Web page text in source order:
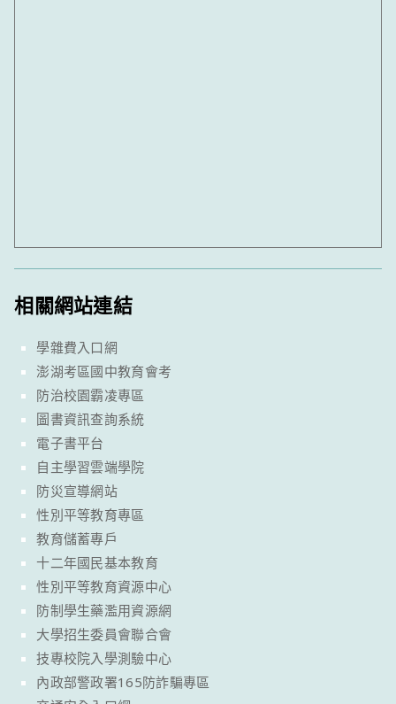
相關網站連結
學雜費入口網
澎湖考區國中教育會考
防治校園霸凌專區
圖書資訊查詢系統
電子書平台
自主學習雲端學院
防災宣導網站
性別平等教育專區
教育儲蓄專戶
十二年國民基本教育
性別平等教育資源中心
防制學生藥濫用資源網
大學招生委員會聯合會
技專校院入學測驗中心
內政部警政署165防詐騙專區